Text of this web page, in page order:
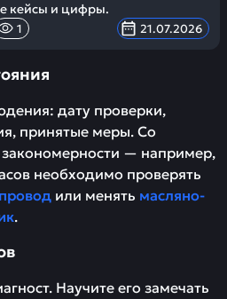
кейсы и цифры.
1 21.07.2026
дату проверки,
принятые меры. Со
— например,
необходимо проверять
или менять масляно-
.
Научите его замечать